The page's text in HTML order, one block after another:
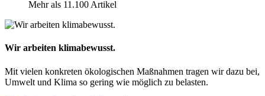
Mehr als 11.100 Artikel
Wir arbeiten klimabewusst.
Mit vielen konkreten ökologischen Maßnahmen tragen wir dazu bei,
Umwelt und Klima so gering wie möglich zu belasten.